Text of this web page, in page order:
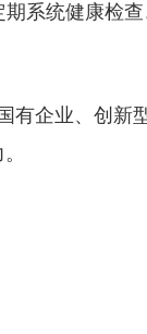
系统健康检
有企业、创新